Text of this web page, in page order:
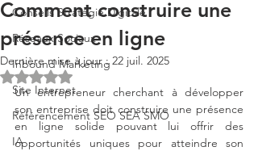
Conseils Stratégie Digitale
Réseaux Sociaux
Inbound Marketing
Site Internet
Référencement SEO SEA SMO
IA
Comment construire une
présence en ligne
Dernière mise à jour :22 juil. 2025
Noté NaN étoiles sur 5.
Un entrepreneur cherchant à développer
son entreprise doit construire une présence
en ligne solide pouvant lui offrir des
opportunités uniques pour atteindre son